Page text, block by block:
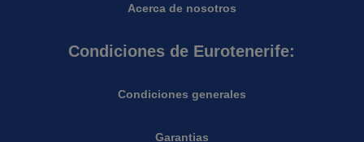
Acerca de nosotros
Condiciones de Eurotenerife:
Condiciones generales
Garantias